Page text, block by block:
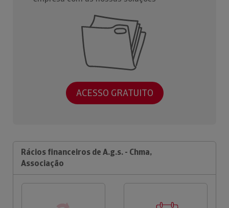
ACESSO GRATUITO
Rácios financeiros de A.g.s. - Chma,
Associação